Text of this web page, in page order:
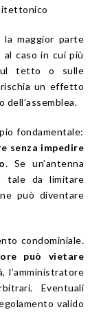
maggior parte
al caso in cui più
tetto o sulle
un effetto
fondamentale:
senza impedire
. Se un’antenna
tale da limitare
può diventare
condominiale.
può vietare
l’amministratore
Eventuali
valido